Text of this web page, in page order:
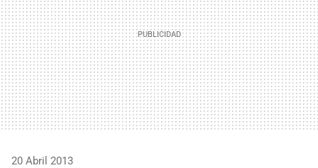
20 Abril 2013